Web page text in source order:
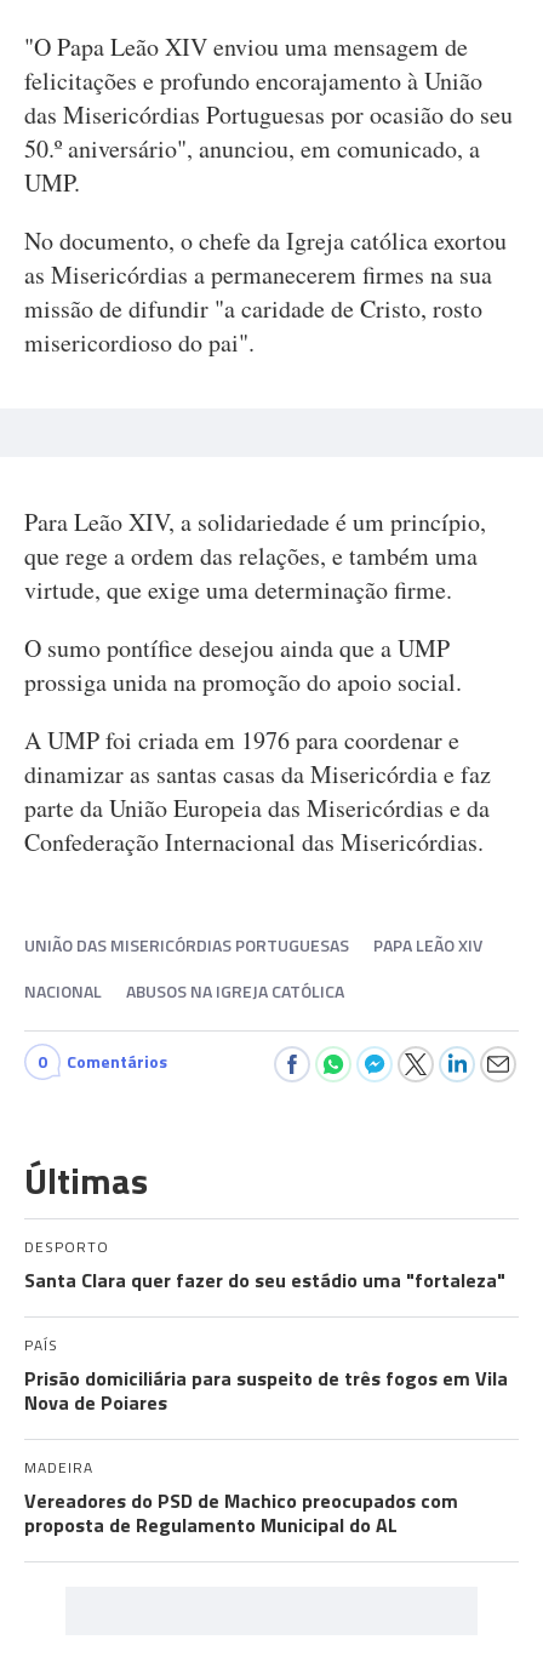
"O Papa Leão XIV enviou uma mensagem de
felicitações e profundo encorajamento à União
das Misericórdias Portuguesas por ocasião do seu
50.º aniversário", anunciou, em comunicado, a
UMP.
No documento, o chefe da Igreja católica exortou
as Misericórdias a permanecerem firmes na sua
missão de difundir "a caridade de Cristo, rosto
misericordioso do pai".
Para Leão XIV, a solidariedade é um princípio,
que rege a ordem das relações, e também uma
virtude, que exige uma determinação firme.
O sumo pontífice desejou ainda que a UMP
prossiga unida na promoção do apoio social.
A UMP foi criada em 1976 para coordenar e
dinamizar as santas casas da Misericórdia e faz
parte da União Europeia das Misericórdias e da
Confederação Internacional das Misericórdias.
UNIÃO DAS MISERICÓRDIAS PORTUGUESAS
PAPA LEÃO XIV
NACIONAL
ABUSOS NA IGREJA CATÓLICA
0 Comentários
Últimas
DESPORTO
Santa Clara quer fazer do seu estádio uma "fortaleza"
PAÍS
Prisão domiciliária para suspeito de três fogos em Vila
Nova de Poiares
MADEIRA
Vereadores do PSD de Machico preocupados com
proposta de Regulamento Municipal do AL